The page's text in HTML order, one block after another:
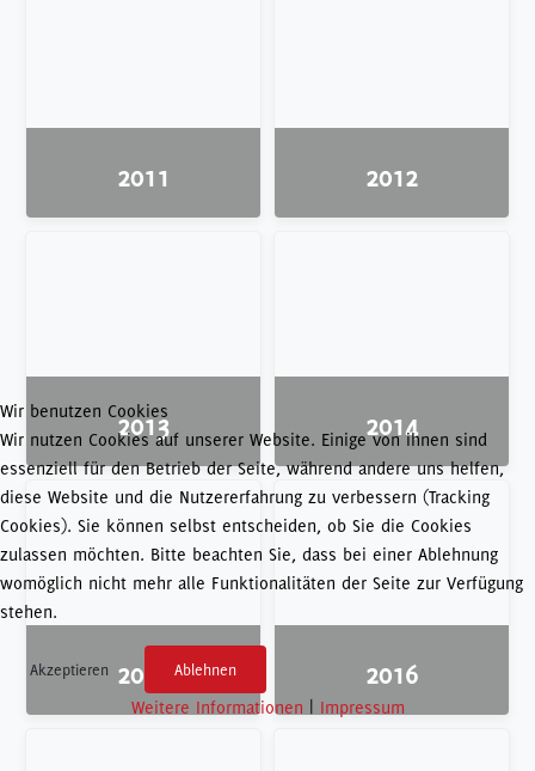
2011 2012
2013 2014
2015 2016
Wir benutzen Cookies
Wir nutzen Cookies auf unserer Website. Einige von ihnen sind
essenziell für den Betrieb der Seite, während andere uns helfen,
diese Website und die Nutzererfahrung zu verbessern (Tracking
Cookies). Sie können selbst entscheiden, ob Sie die Cookies
zulassen möchten. Bitte beachten Sie, dass bei einer Ablehnung
womöglich nicht mehr alle Funktionalitäten der Seite zur Verfügung
stehen.
Akzeptieren Ablehnen
Weitere Informationen Impressum